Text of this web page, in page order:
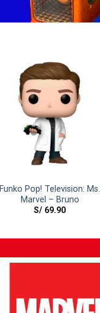
Funko Pop! Television: Ms.
Marvel – Bruno
S/ 69.90